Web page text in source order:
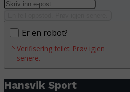
Er en robot?
Verifisering feilet. Prøv igjen
senere.
Hansvik Sport